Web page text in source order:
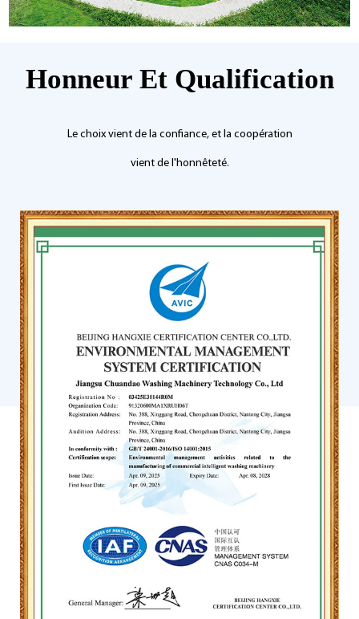
Honneur Et Qualification
Le choix vient de la confiance, et la coopération
vient de l'honnêteté.